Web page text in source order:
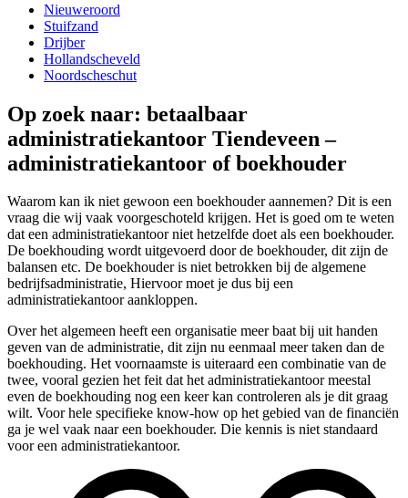
Nieuweroord
Stuifzand
Drijber
Hollandscheveld
Noordscheschut
Op zoek naar: betaalbaar
administratiekantoor Tiendeveen –
administratiekantoor of boekhouder
Waarom kan ik niet gewoon een boekhouder aannemen? Dit is een
vraag die wij vaak voorgeschoteld krijgen. Het is goed om te weten
dat een administratiekantoor niet hetzelfde doet als een boekhouder.
De boekhouding wordt uitgevoerd door de boekhouder, dit zijn de
balansen etc. De boekhouder is niet betrokken bij de algemene
bedrijfsadministratie, Hiervoor moet je dus bij een
administratiekantoor aankloppen.
Over het algemeen heeft een organisatie meer baat bij uit handen
geven van de administratie, dit zijn nu eenmaal meer taken dan de
boekhouding. Het voornaamste is uiteraard een combinatie van de
twee, vooral gezien het feit dat het administratiekantoor meestal
even de boekhouding nog een keer kan controleren als je dit graag
wilt. Voor hele specifieke know-how op het gebied van de financiën
ga je wel vaak naar een boekhouder. Die kennis is niet standaard
voor een administratiekantoor.